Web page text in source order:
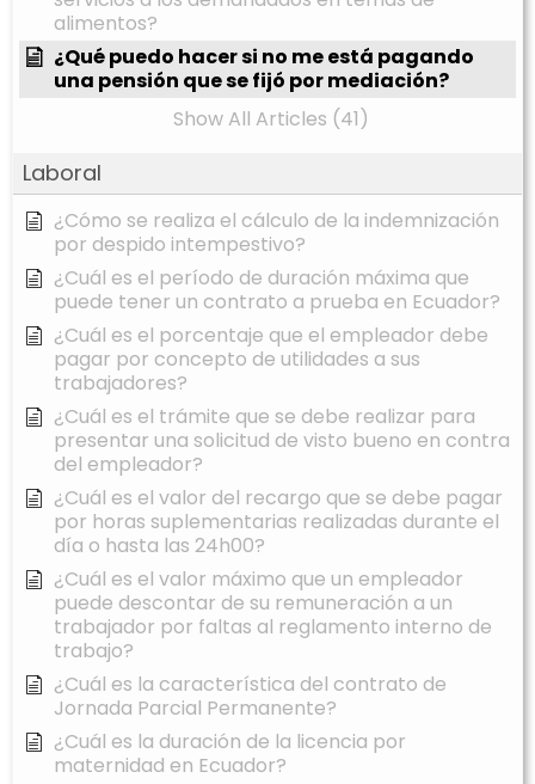
alimentos?
¿Qué puedo hacer si no me está pagando
una pensión que se fijó por mediación?
Show All Articles (41)
Laboral
¿Cómo se realiza el cálculo de la indemnización
por despido intempestivo?
¿Cuál es el período de duración máxima que
puede tener un contrato a prueba en Ecuador?
¿Cuál es el porcentaje que el empleador debe
pagar por concepto de utilidades a sus
trabajadores?
¿Cuál es el trámite que se debe realizar para
presentar una solicitud de visto bueno en contra
del empleador?
¿Cuál es el valor del recargo que se debe pagar
por horas suplementarias realizadas durante el
día o hasta las 24h00?
¿Cuál es el valor máximo que un empleador
puede descontar de su remuneración a un
trabajador por faltas al reglamento interno de
trabajo?
¿Cuál es la característica del contrato de
Jornada Parcial Permanente?
¿Cuál es la duración de la licencia por
maternidad en Ecuador?